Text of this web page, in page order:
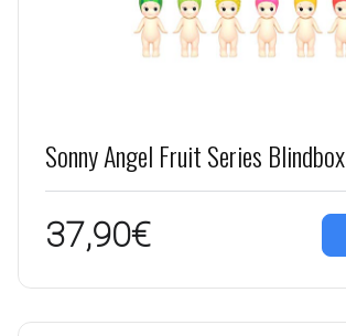
Sonny Angel Fruit Series Blindbox
37,90€